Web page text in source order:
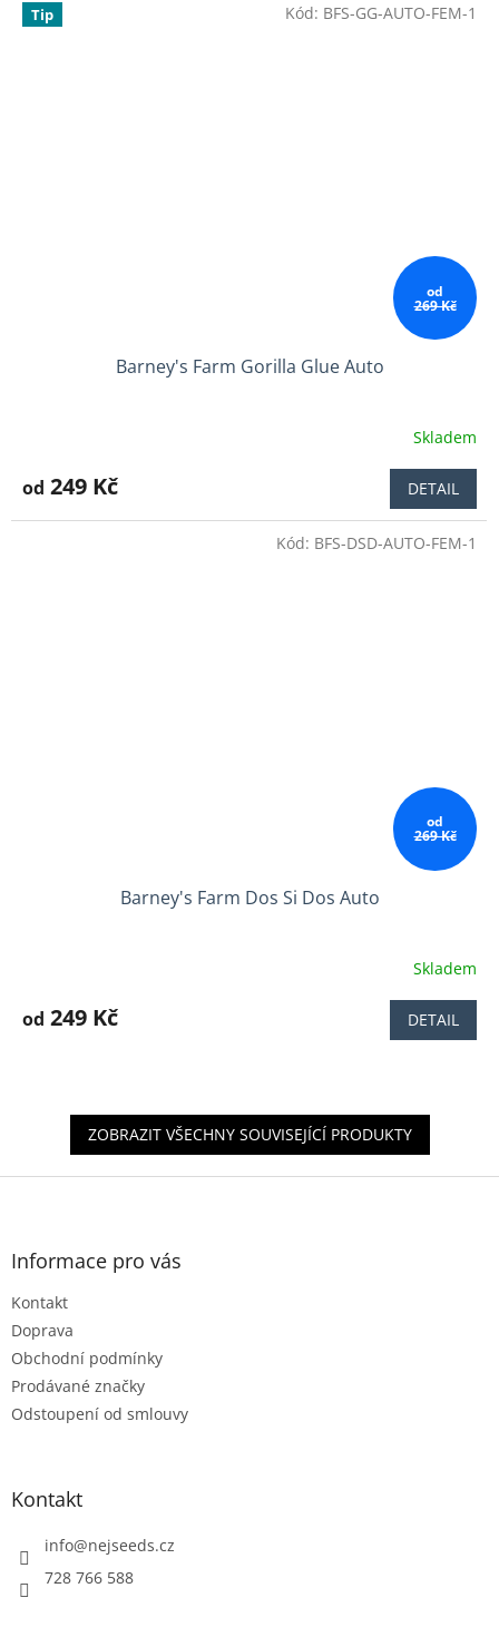
Tip
od
269 Kč
Barney's Farm Gorilla Glue Auto
produktu
3,9
Skladem
od 249 Kč DETAIL
Kód: BFS-GG-AUTO-FEM-1
od
269 Kč
Barney's Farm Dos Si Dos Auto
produktu
hvězdiček.
Skladem
od 249 Kč DETAIL
Kód: BFS-DSD-AUTO-FEM-1
ZOBRAZIT VŠECHNY SOUVISEJÍCÍ PRODUKTY
Z
Informace pro vás
Kontakt
Doprava
Obchodní podmínky
Prodávané značky
Odstoupení od smlouvy
Kontakt
info@nejseeds.cz
728 766 588